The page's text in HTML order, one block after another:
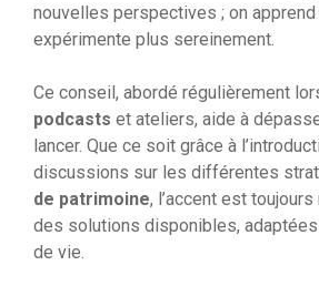
nouvelles perspectives ; on
expérimente plus sereinement.
Ce conseil, abordé régulièrement
podcasts et ateliers, aide à
lancer. Que ce soit grâce à
discussions sur les différentes
de patrimoine, l’accent est
des solutions disponibles,
de vie.